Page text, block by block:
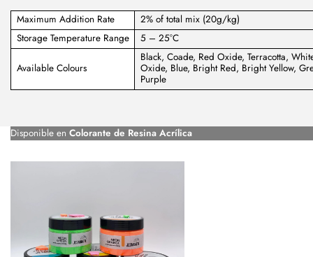
Maximum Addition Rate
2% of total mix (20g/kg)
Storage Temperature Range
5 – 25°C
Available Colours
Black, Coade, Red Oxide, Terracotta,
Oxide, Blue, Bright Red, Bright Yellow,
Purple
Disponible en Colorante de Resina Acrílica